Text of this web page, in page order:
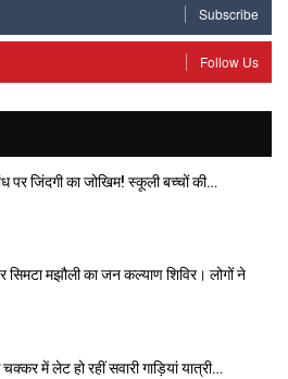
Subscribe
Follow Us
पर जिंदगी का जोखिम! स्कूली बच्चों की…
मझौली का जन कल्याण शिविर। लोगों ने
में लेट हो रहीं सवारी गाड़ियां यात्री…